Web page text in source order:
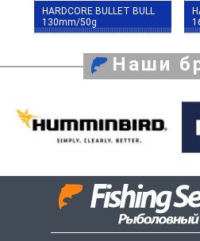
HARDCORE BULLET BULL
130mm/50g
Наши